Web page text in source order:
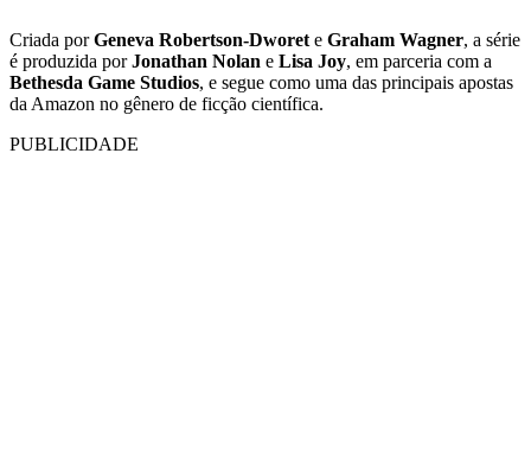
Criada porGeneva Robertson-Dworet e Graham Wagner, a série
é produzida porJonathan Nolan e Lisa Joy, em parceria com a
Bethesda Game Studios, e segue como uma das principais apostas
da Amazon no gênero de ficção científica.
PUBLICIDADE